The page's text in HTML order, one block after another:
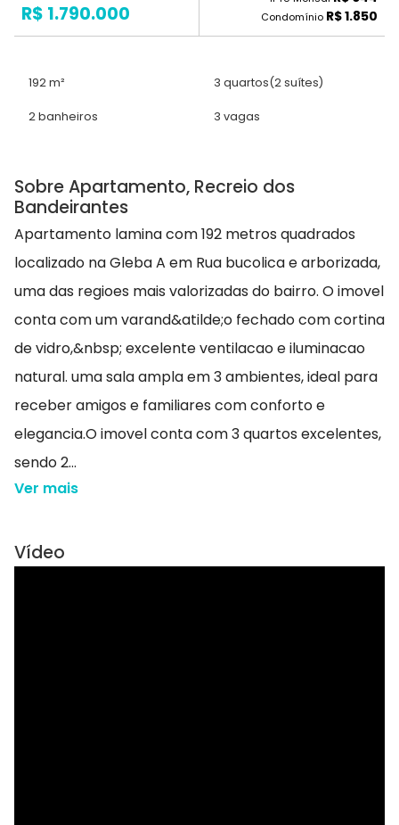
R$ 1.790.000 Condomínio R$ 1.850
192 m² 3 quartos(2 suítes)
2 banheiros 3 vagas
Sobre Apartamento, Recreio dos
Bandeirantes
Apartamento lamina com 192 metros quadrados
localizado na Gleba A em Rua bucolica e arborizada,
uma das regioes mais valorizadas do bairro. O imovel
conta com um varand&atilde;o fechado com cortina
de vidro,&nbsp; excelente ventilacao e iluminacao
natural. uma sala ampla em 3 ambientes, ideal para
receber amigos e familiares com conforto e
elegancia.O imovel conta com 3 quartos excelentes,
sendo 2...
Ver mais
Vídeo